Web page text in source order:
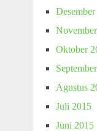
Oktober
Agustus
Juli 2015
Juni 2015